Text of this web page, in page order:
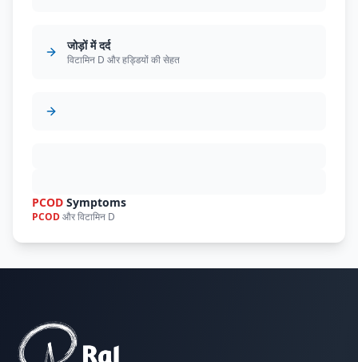
जोड़ों में दर्द
विटामिन D और हड्डियों की सेहत
PCOD Symptoms
PCODऔर विटामिन D